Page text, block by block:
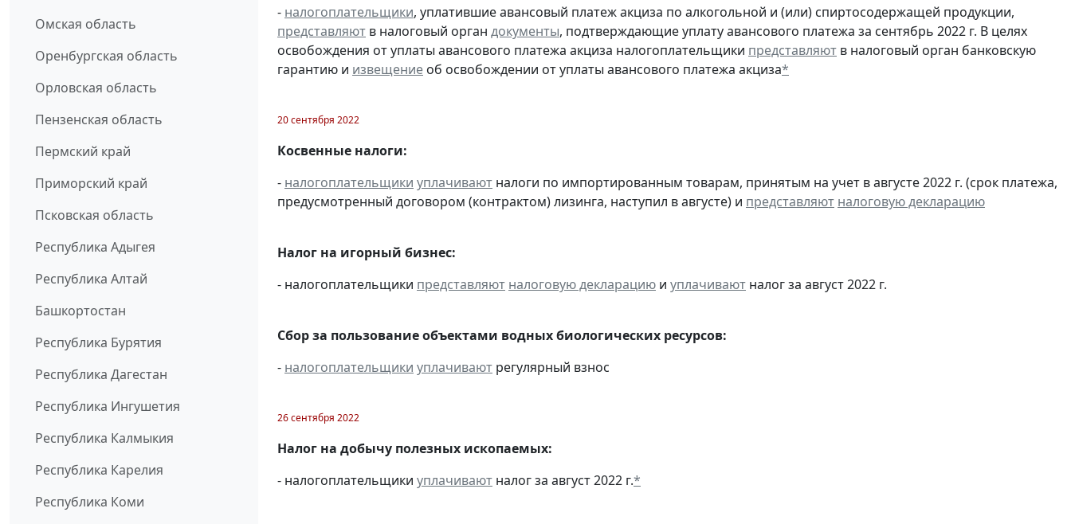
Омская область
Оренбургская область
Орловская область
Пензенская область
Пермский край
Приморский край
Псковская область
Республика Адыгея
Республика Алтай
Башкортостан
Республика Бурятия
Республика Дагестан
Республика Ингушетия
Республика Калмыкия
Республика Карелия
Республика Коми
- налогоплательщики, уплатившие авансовый платеж акциза по алкогольной и (или) спиртосодержащей продукции,
представляют в налоговый орган документы, подтверждающие уплату авансового платежа за сентябрь 2022 г. В целях
освобождения от уплаты авансового платежа акциза налогоплательщики представляют в налоговый орган банковскую
гарантию и извещение об освобождении от уплаты авансового платежа акциза*
20 сентября 2022
Косвенные налоги:
- налогоплательщики уплачивают налоги по импортированным товарам, принятым на учет в августе 2022 г. (срок платежа,
предусмотренный договором (контрактом) лизинга, наступил в августе) и представляют налоговую декларацию
Налог на игорный бизнес:
- налогоплательщики представляют налоговую декларацию и уплачивают налог за август 2022 г.
Сбор за пользование объектами водных биологических ресурсов:
- налогоплательщики уплачивают регулярный взнос
26 сентября 2022
Налог на добычу полезных ископаемых:
- налогоплательщики уплачивают налог за август 2022 г.*